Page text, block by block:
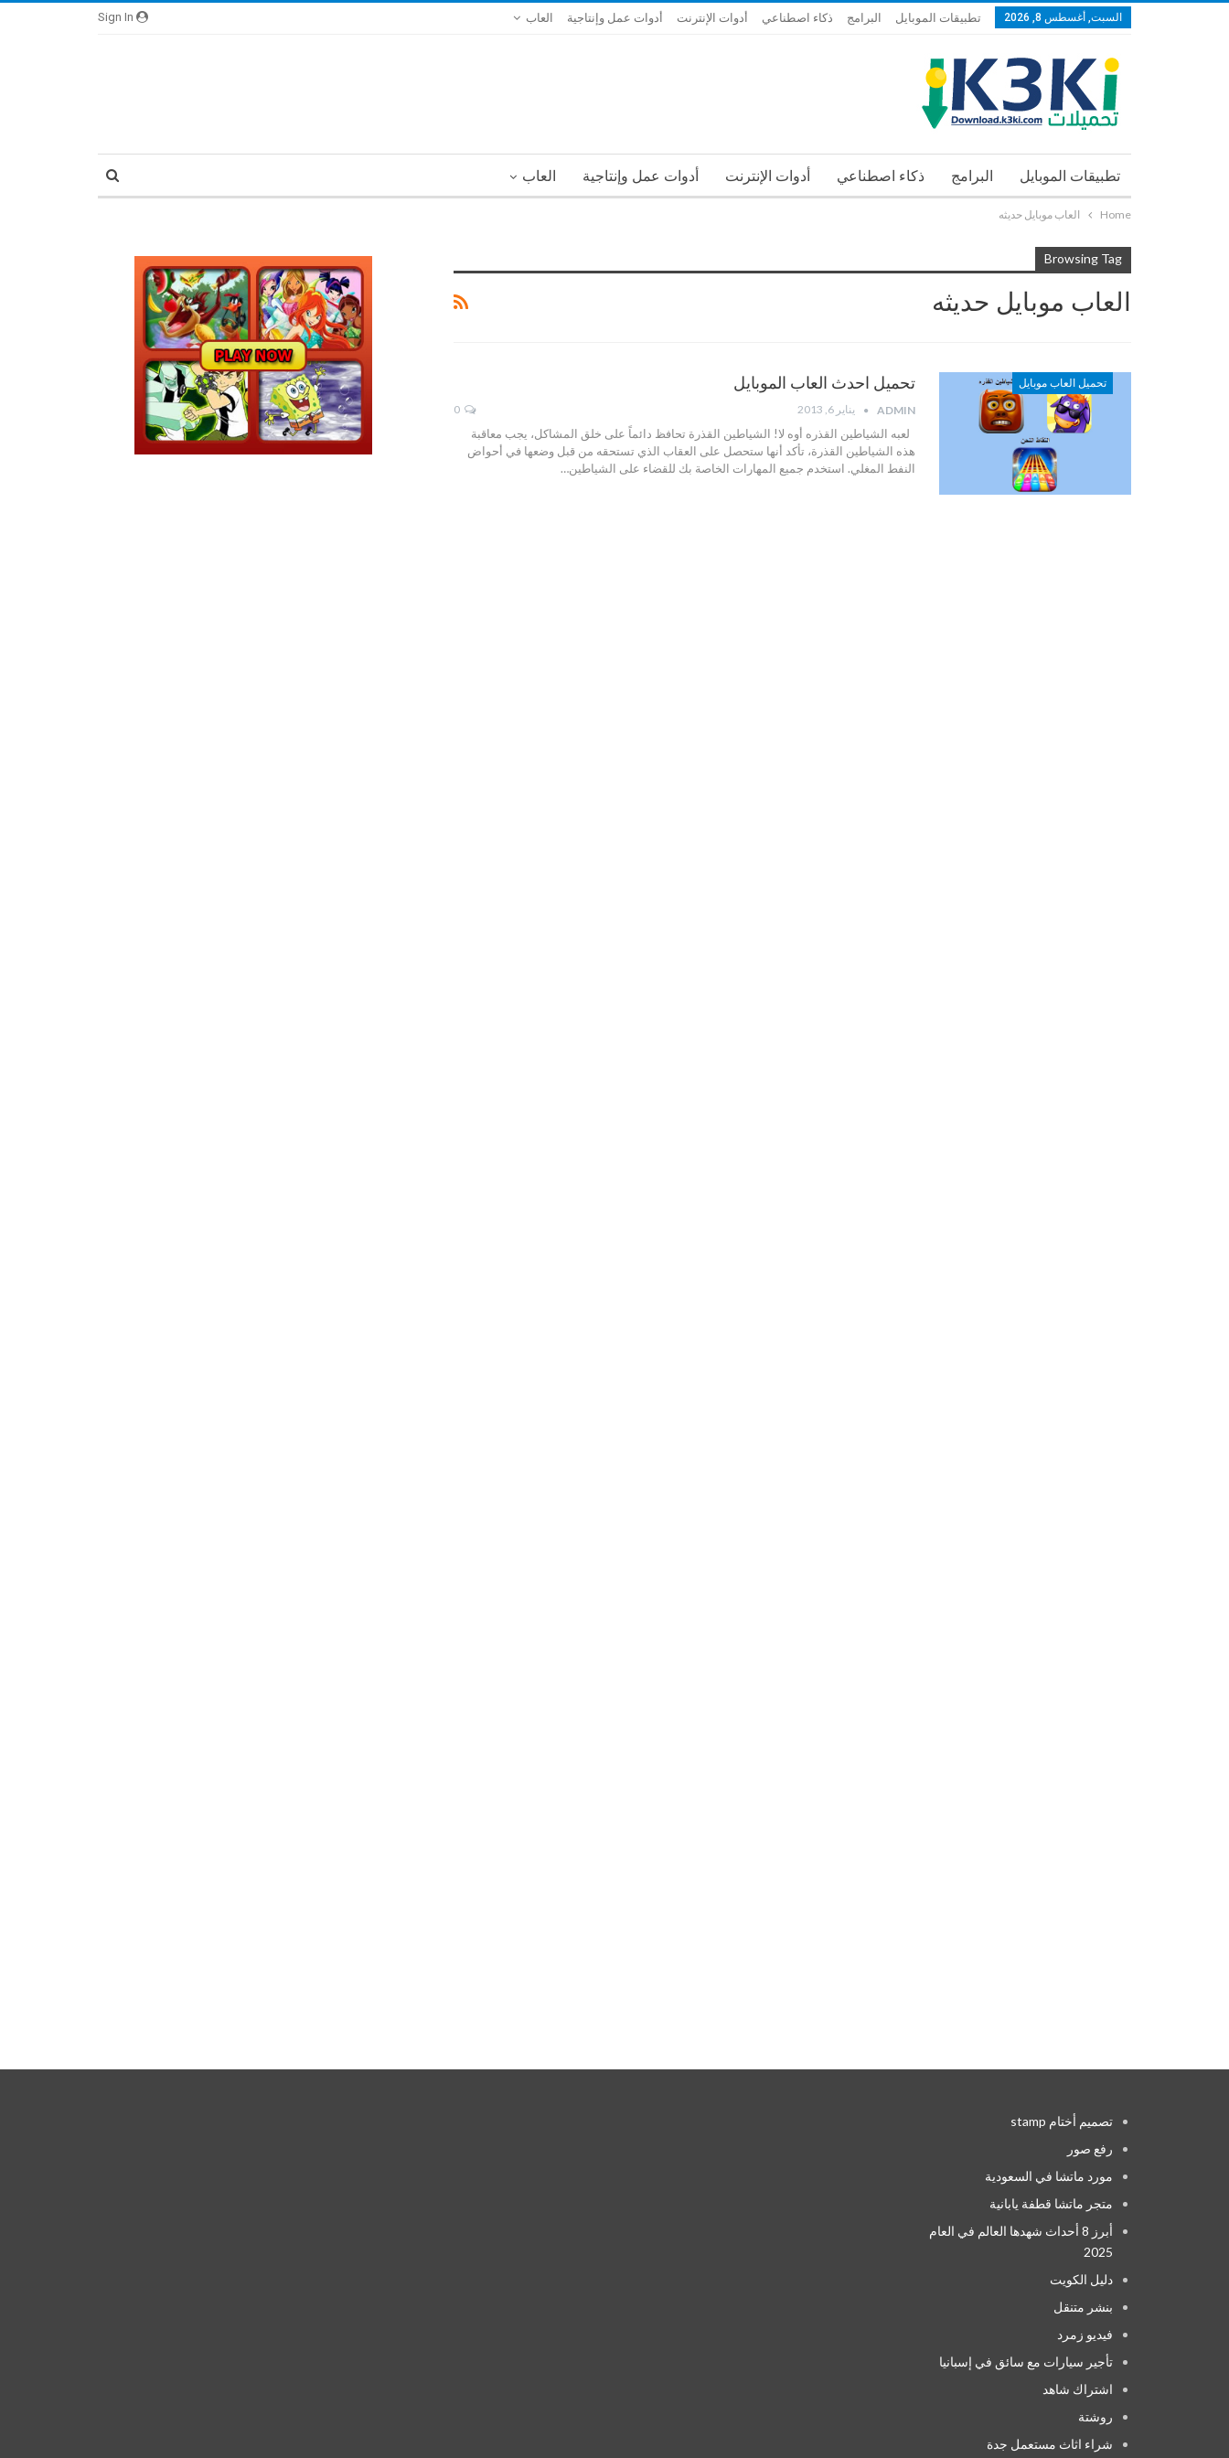
السبت, أغسطس 8, 2026 تطبيقات الموبايل البرامج ذكاء اصطناعي أدوات الإنترنت أدوات عمل وإنتاجية العاب
تطبيقات الموبايل البرامج ذكاء اصطناعي أدوات الإنترنت أدوات عمل وإنتاجية العاب
Home العاب موبايل حديثه
Browsing Tag
العاب موبايل حديثه
تحميل العاب موبايل تحميل احدث العاب الموبايل
ADMIN يناير 6, 2013 0
لعبه الشياطين القذره أوه لا! الشياطين القذرة تحافظ دائماً على خلق المشاكل، يجب معاقبة
هذه الشياطين القذرة، تأكد أنها ستحصل على العقاب الذي تستحقه من قبل وضعها في أحواض
النفط المغلي. استخدم جميع المهارات الخاصة بك للقضاء على الشياطين…
تصميم أختام stamp
رفع صور
مورد ماتشا في السعودية
متجر ماتشا قطفة يابانية
أبرز 8 أحداث شهدها العالم في العام
2025
دليل الكويت
بنشر متنقل
فيديو زمرد
تأجير سيارات مع سائق في إسبانيا
اشتراك شاهد
روشتة
شراء اثاث مستعمل جدة